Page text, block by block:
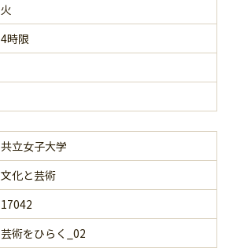
火
4時限
共立女子大学
文化と芸術
17042
芸術をひらく_02